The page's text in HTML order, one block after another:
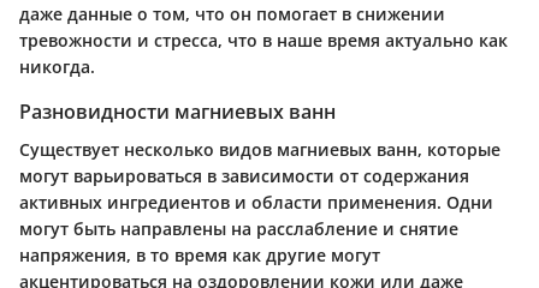
даже данные о том, что он помогает в снижении
тревожности и стресса, что в наше время актуально как
никогда.
Разновидности магниевых ванн
Существует несколько видов магниевых ванн, которые
могут варьироваться в зависимости от содержания
активных ингредиентов и области применения. Одни
могут быть направлены на расслабление и снятие
напряжения, в то время как другие могут
акцентироваться на оздоровлении кожи или даже